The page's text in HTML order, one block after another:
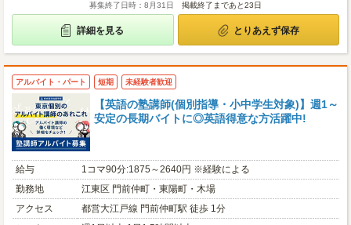
募集終了日時：8月31日 掲載終了まであと23日
詳細を見る とりあえず保存
アルバイト・パート 短期 未経験者歓迎
【英語の塾講師(個別指導・小中学生対象)】週1～
安定の長期バイトに◎英語得意な方活躍中!
給与
1コマ90分:1875～2640円 ※経験による
勤務地
江東区 門前仲町・東陽町・木場
アクセス
都営大江戸線 門前仲町駅 徒歩 1分